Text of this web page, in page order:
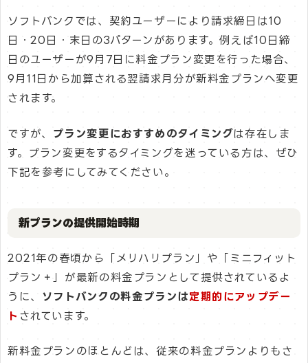
ソフトバンクでは、契約ユーザーにより請求締日は10
日・20日・末日の3パターンがあります。例えば10日締
日のユーザーが9月7日に料金プラン変更を行った場合、
9月11日から加算される翌請求月分が新料金プランへ変更
されます。
ですが、 プラン変更におすすめのタイミングは存在しま
す。プラン変更をするタイミングを迷っている方は、ぜひ
下記を参考にしてみてください。
新プランの提供開始時期
2021年の春頃から「メリハリプラン」や「ミニフィット
プラン＋」が最新の料金プランとして提供されているよ
うに、 ソフトバンクの料金プランは定期的にアップデー
ト されています。
新料金プランのほとんどは、従来の料金プランよりもさ